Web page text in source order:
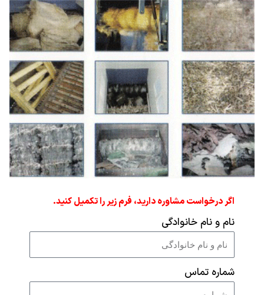
درخواست مشاوره دارید، فرم زیر را تکمیل کنید.
و نام خانوادگی
تماس